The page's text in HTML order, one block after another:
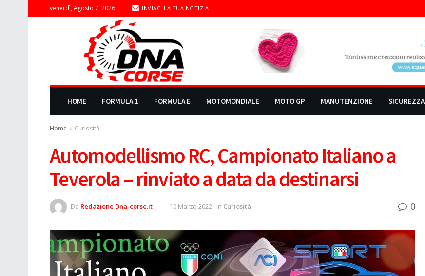
venerdì, Agosto 7, 2026 INVIACI LA TUA NOTIZIA
HOME FORMULA 1 FORMULA E MOTOMONDIALE MOTO GP MANUTENZIONE SICUREZZA
Home Curiosità
Automodellismo RC, Campionato Italiano a
Teverola – rinviato a data da destinarsi
Da Redazione Dna-corse.it 10 Marzo 2022 in Curiosità 0